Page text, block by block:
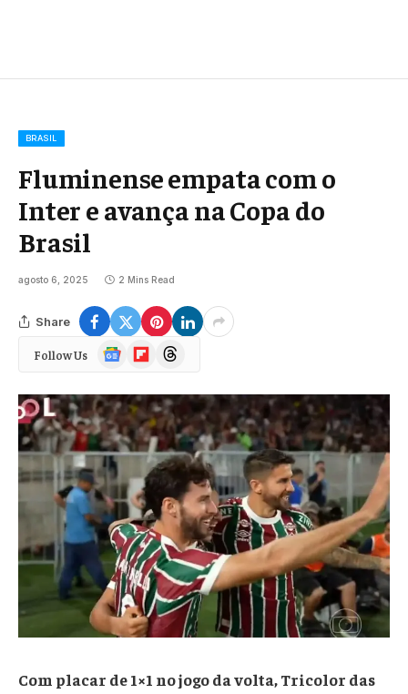
BRASIL
Fluminense empata com o
Inter e avança na Copa do
Brasil
agosto 6, 2025 2 Mins Read
Share
Follow Us
Google
News
FlipboardThreads
Com placar de 1×1 no jogo da volta, Tricolor das